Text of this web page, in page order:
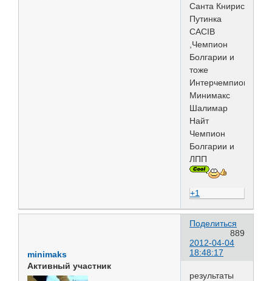
Санта Книрис
Путинка
CACIB
,Чемпион
Болгарии и
тоже
Интерчемпион!
Минимакс
Шалимар
Найт
Чемпион
Болгарии и
ЛПП
+1
Поделиться
889
2012-04-04
18:48:17
minimaks
Активный участник
результаты